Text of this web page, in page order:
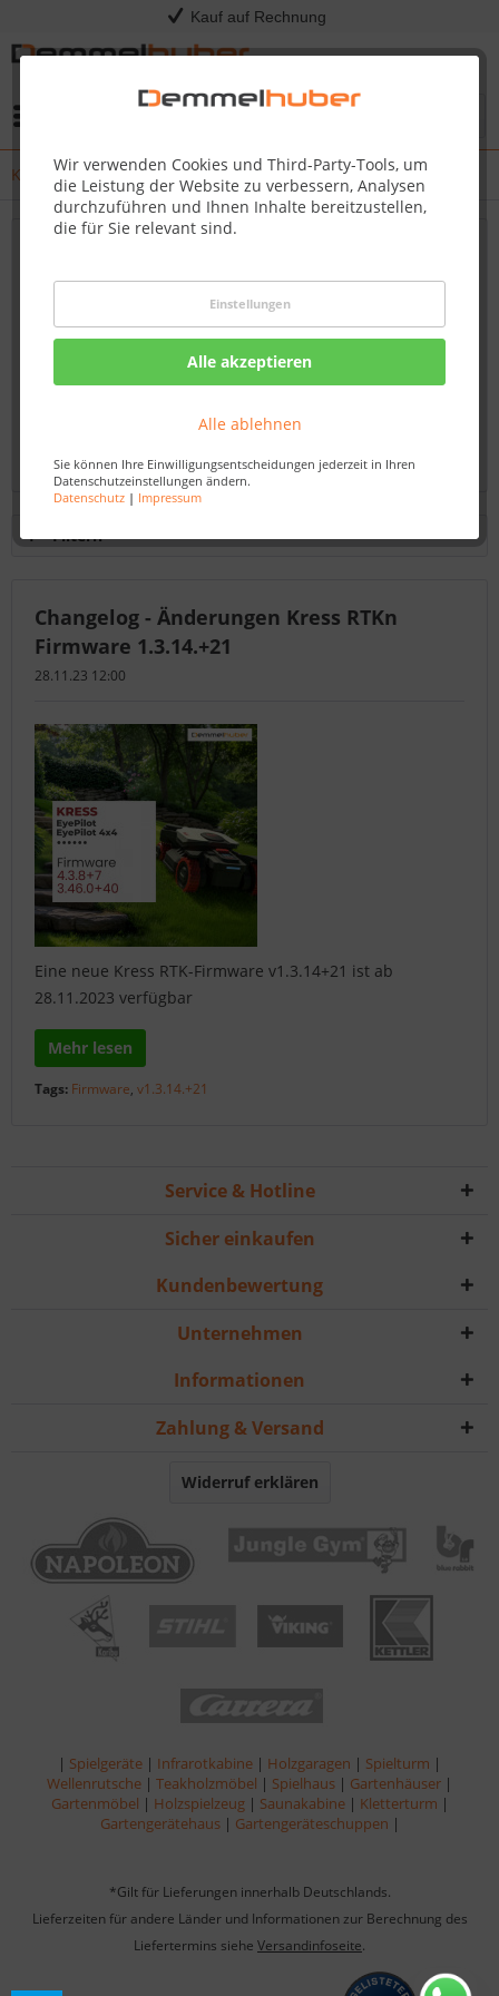
Kauf auf Rechnung
Wir verwenden Cookies und Third-Party-Tools, um
die Leistung der Website zu verbessern, Analysen
durchzuführen und Ihnen Inhalte bereitzustellen,
die für Sie relevant sind.
Einstellungen
Alle akzeptieren
Alle ablehnen
Sie können Ihre Einwilligungsentscheidungen jederzeit in Ihren
Datenschutzeinstellungen ändern.
Datenschutz| Impressum
Kress - Release Notes
für Ihren Kress Mission RTKn – Bleiben Sie
immer auf dem Laufenden
Willkommen auf unserem Blog, Ihrem verlässlichen
Fachhändler für Kress-Produkte. Hier finden Sie
umfassende und aktuelle Informationen zu Firmware-
mehr erfahren »
Filtern
Changelog - Änderungen Kress RTKn
Firmware 1.3.14.+21
28.11.23 12:00
Eine neue Kress RTK-Firmware v1.3.14+21 ist ab
28.11.2023 verfügbar
Mehr lesen
Tags: Firmware, v1.3.14.+21
Service & Hotline
Sicher einkaufen
Kundenbewertung
Unternehmen
Informationen
Zahlung & Versand
Widerruf erklären
| Spielgeräte | Infrarotkabine | Holzgaragen | Spielturm |
Wellenrutsche | Teakholzmöbel | Spielhaus | Gartenhäuser |
Gartenmöbel | Holzspielzeug | Saunakabine | Kletterturm |
Gartengerätehaus | Gartengeräteschuppen |
*Gilt für Lieferungen innerhalb Deutschlands.
Lieferzeiten für andere Länder und Informationen zur Berechnung des
Liefertermins siehe Versandinfoseite.